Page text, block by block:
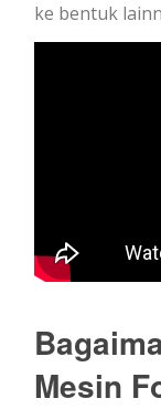
ke bentuk
Mesin